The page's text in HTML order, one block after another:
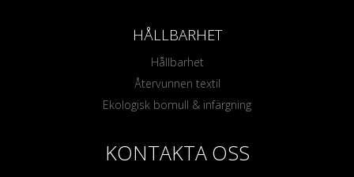
HÅLLBARHET
Hållbarhet
Återvunnen textil
Ekologisk bomull & infärgning
KONTAKTA OSS